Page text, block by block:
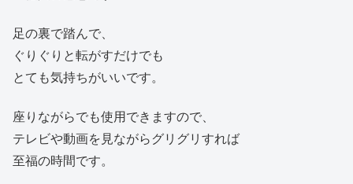
足の裏で踏んで、
ぐりぐりと転がすだけでも
とても気持ちがいいです。
座りながらでも使用できますので、
テレビや動画を見ながらグリグリすれば
至福の時間です。